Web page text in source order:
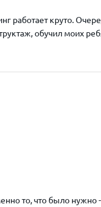
работает круто.
обучил моих
то, что было нужно